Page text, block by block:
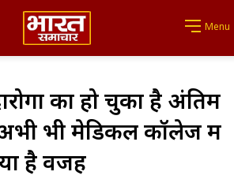
Menu
का हो चुका है अंतिम
भी मेडिकल कॉलेज में
है वजह